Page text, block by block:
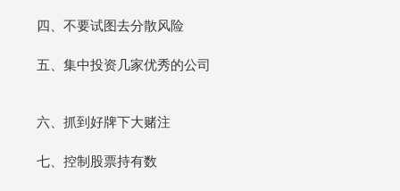
四、不要试图去分散风险
五、集中投资几家优秀的公司
六、抓到好牌下大赌注
七、控制股票持有数